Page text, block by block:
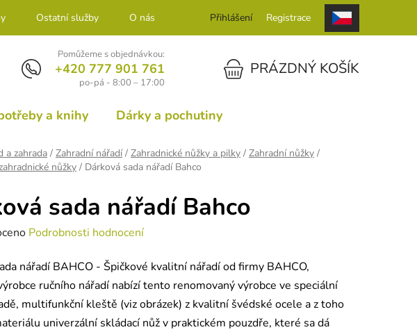
Ostatní služby O nás KontaktPřihlášení Registrace
Pomůžeme s objednávkou:
+420 777 901 761
po-pá - 8:00 – 17:00
NÁKUPNÍ KOŠÍKPRÁZDNÝ KOŠÍK
a knihy Dárky a pochutiny
a zahrada / Zahradní nářadí / Zahradnické nůžky a pilky / Zahradní nůžky /
nůžky / Dárková sada nářadí Bahco
sada nářadí Bahco
Podrobnosti hodnocení
nářadí BAHCO - Špičkové kvalitní nářadí od firmy BAHCO,
ručního nářadí nabízí tento renomovaný výrobce ve speciální
multifunkční kleště (viz obrázek) z kvalitní švédské ocele a z toho
univerzální skládací nůž v praktickém pouzdře, které sa dá